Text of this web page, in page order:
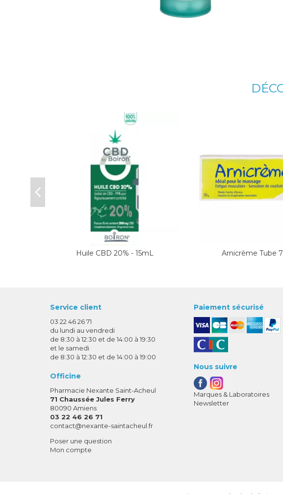
Huile CBD 20% - 15mL Arnicrème Tube
Service client
03 22 46 26 71
du lundi au vendredi
de 8:30 à 12:30 et de 14:00 à 19:30
et le samedi
de 8:30 à 12:30 et de 14:00 à 19:00
Officine
Pharmacie Nexante Saint-Acheul
71 Chaussée Jules Ferry
80090 Amiens
03 22 46 26 71
contact-
@-
nexante-saintacheul.fr
Poser une question
Mon compte
Paiement sécurisé
Nous suivre
Marques & Laboratoires
Newsletter